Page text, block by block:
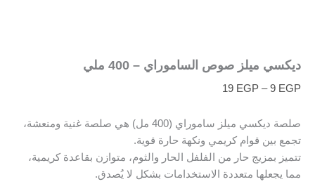
ديكسي ميلز صوص الساموراي – 400 ملي
9 EGP
–
19 EGP
صلصة ديكسي ميلز ساموراي (400 مل) هي صلصة غنية ومنعشة،
تجمع بين قوام كريمي ونكهة حارة قوية.
تتميز بمزيج حار من الفلفل الحار والثوم، متوازن بقاعدة كريمية،
مما يجعلها متعددة الاستخدامات بشكل لا يُصدق.